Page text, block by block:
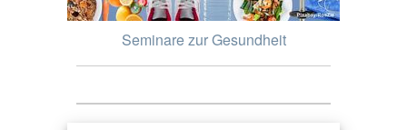
Seminare zur Gesundheit